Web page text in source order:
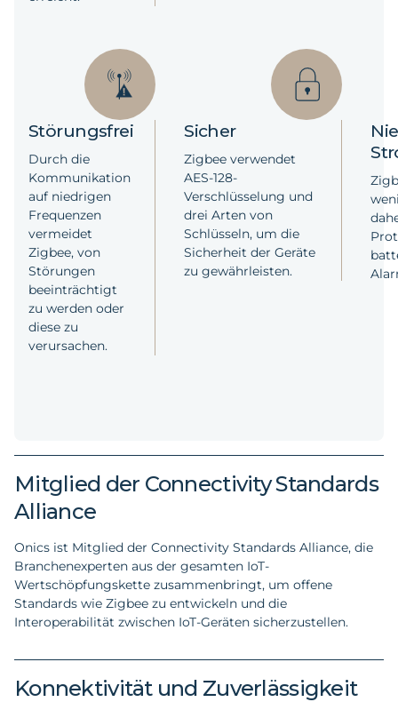
Störungsfrei
Durch die
Kommunikation
auf niedrigen
Frequenzen
vermeidet
Zigbee, von
Störungen
beeinträchtigt
zu werden oder
diese zu
verursachen.
Sicher
Zigbee verwendet
AES-128-
Verschlüsselung und
drei Arten von
Schlüsseln, um die
Sicherheit der Geräte
zu gewährleisten.
Mitglied der Connectivity Standards
Alliance
Onics ist Mitglied der Connectivity Standards Alliance, die
Branchenexperten aus der gesamten IoT-
Wertschöpfungskette zusammenbringt, um offene
Standards wie Zigbee zu entwickeln und die
Interoperabilität zwischen IoT-Geräten sicherzustellen.
Konnektivität und Zuverlässigkeit